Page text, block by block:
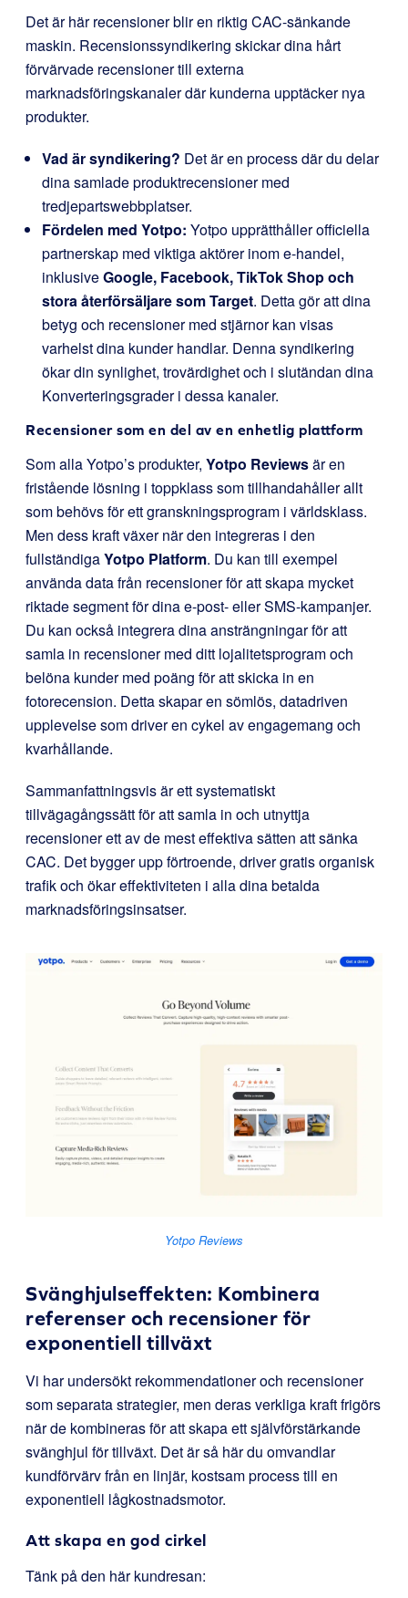
Det är här recensioner blir en riktig CAC-sänkande
maskin. Recensionssyndikering skickar dina hårt
förvärvade recensioner till externa
marknadsföringskanaler där kunderna upptäcker nya
produkter.
Vad är syndikering? Det är en process där du delar
dina samlade produktrecensioner med
tredjepartswebbplatser.
Fördelen med Yotpo: Yotpo upprätthåller officiella
partnerskap med viktiga aktörer inom e-handel,
inklusiveGoogle, Facebook, TikTok Shop och
stora återförsäljare som Target. Detta gör att dina
betyg och recensioner med stjärnor kan visas
varhelst dina kunder handlar. Denna syndikering
ökar din synlighet, trovärdighet och i slutändan dina
Konverteringsgrader i dessa kanaler.
Recensioner som en del av en enhetlig plattform
Som alla Yotpo’s produkter, Yotpo Reviewsär en
fristående lösning i toppklass som tillhandahåller allt
som behövs för ett granskningsprogram i världsklass.
Men dess kraft växer när den integreras i den
fullständigaYotpo Platform. Du kan till exempel
använda data från recensioner för att skapa mycket
riktade segment för dina e-post- eller SMS-kampanjer.
Du kan också integrera dina ansträngningar för att
samla in recensioner med ditt lojalitetsprogram och
belöna kunder med poäng för att skicka in en
fotorecension. Detta skapar en sömlös, datadriven
upplevelse som driver en cykel av engagemang och
kvarhållande.
Sammanfattningsvis är ett systematiskt
tillvägagångssätt för att samla in och utnyttja
recensioner ett av de mest effektiva sätten att sänka
CAC. Det bygger upp förtroende, driver gratis organisk
trafik och ökar effektiviteten i alla dina betalda
marknadsföringsinsatser.
Yotpo Reviews
Svänghjulseffekten: Kombinera
referenser och recensioner för
exponentiell tillväxt
Vi har undersökt rekommendationer och recensioner
som separata strategier, men deras verkliga kraft frigörs
när de kombineras för att skapa ett självförstärkande
svänghjul för tillväxt. Det är så här du omvandlar
kundförvärv från en linjär, kostsam process till en
exponentiell lågkostnadsmotor.
Att skapa en god cirkel
Tänk på den här kundresan: